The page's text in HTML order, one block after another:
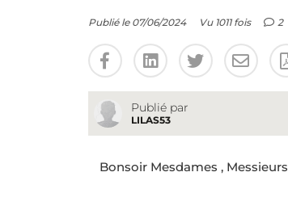
Publié le 07/06/2024 Vu 1011 fois 2
Publié par
LILAS53
Bonsoir Mesdames , Messieurs